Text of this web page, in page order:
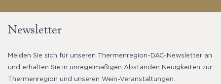
Newsletter
Melden Sie sich für unseren Thermenregion-DAC-Newsletter an
und erhalten Sie in unregelmäßigen Abständen Neuigkeiten zur
Thermenregion und unseren Wein-Veranstaltungen.